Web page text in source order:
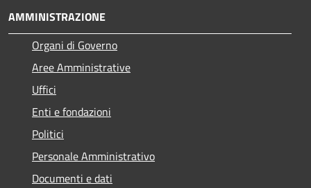
AMMINISTRAZIONE
Organi di Governo
Aree Amministrative
Uffici
Enti e fondazioni
Politici
Personale Amministrativo
Documenti e dati